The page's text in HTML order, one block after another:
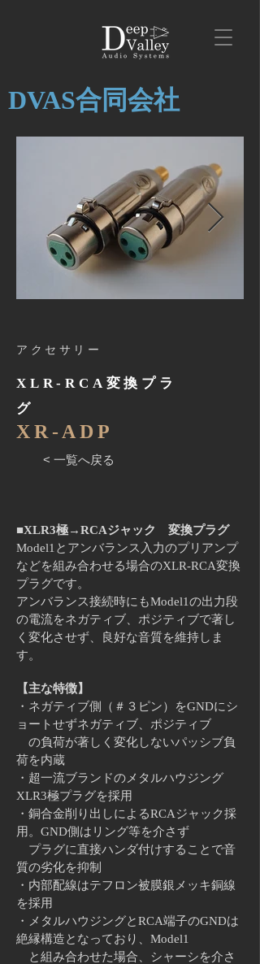
DVAS合同会社
​アクセサリー
​XLR-RCA変換プラ
グ
​XR-ADP
< 一覧へ戻る
■XLR3極→RCAジャック 変換プラグ
Model1とアンバランス入力のプリアンプ
などを組み合わせる場合のXLR-RCA変換
プラグです。
アンバランス接続時にもModel1の出力段
の電流をネガティブ、ポジティ ブで著し
く変化させず、良好な音質を維持しま
す。
【主な特徴】
・ネガティブ側（＃３ ピン）をGNDにシ
ョートせずネガティブ、ポジティブ
の負荷が著しく変化しないパッシブ負
荷を内蔵
・超一流ブランドのメタルハウジング
XLR3極プラグを採用
・銅合金削り出しによるRCAジャック採
用。GND側はリング等を介さず
プラグに直接ハンダ付けすることで音
質の劣化を抑制
・内部配線はテフロン被膜銀メッキ銅線
を採用
・メタルハウジングとRCA端子のGNDは
絶縁構造となっており、 Model1
と組み合わせた場合、シャーシを介さ